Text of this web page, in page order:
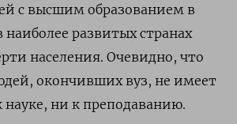
с высшим образованием в
наиболее развитых странах
населения. Очевидно, что
окончивших вуз, не имеет
ни к преподаванию.